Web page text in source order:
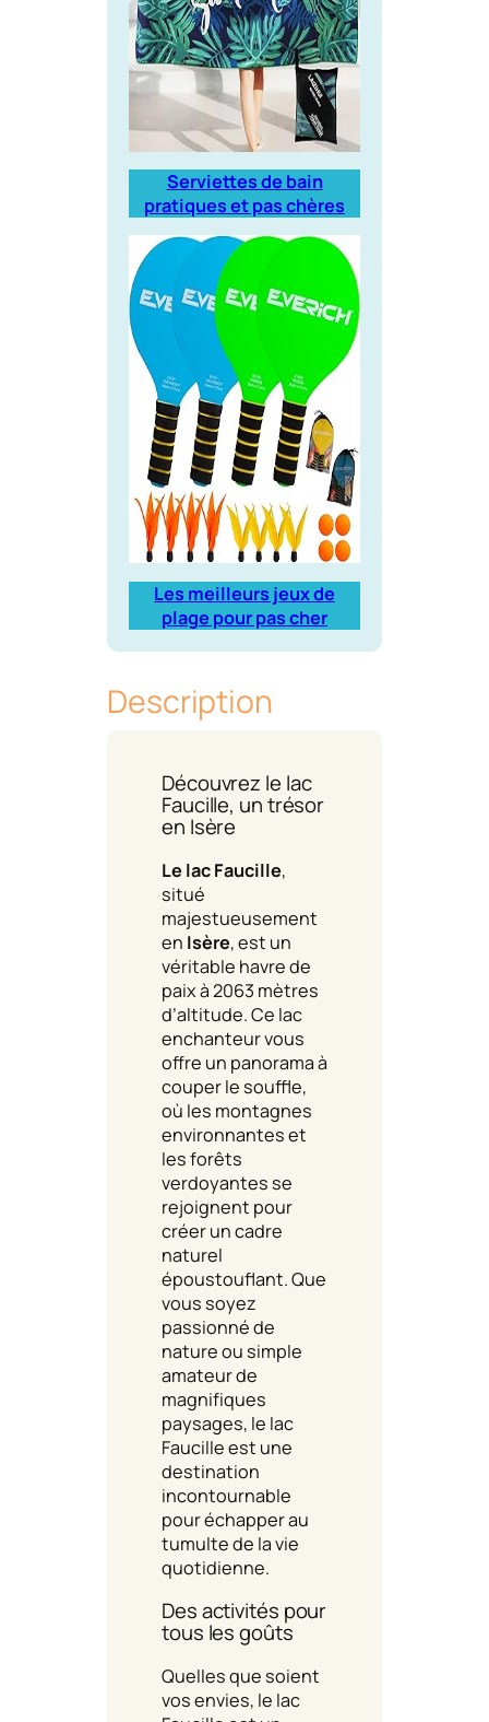
Serviettes de bain
pratiques et pas chères
Les meilleurs jeux de
plage pour pas cher
Description
Découvrez le lac
Faucille, un trésor
en Isère
Le lac Faucille,
situé
majestueusement
en Isère, est un
véritable havre de
paix à 2063 mètres
d’altitude. Ce lac
enchanteur vous
offre un panorama à
couper le souffle,
où les montagnes
environnantes et
les forêts
verdoyantes se
rejoignent pour
créer un cadre
naturel
époustouflant. Que
vous soyez
passionné de
nature ou simple
amateur de
magnifiques
paysages, le lac
Faucille est une
destination
incontournable
pour échapper au
tumulte de la vie
quotidienne.
Des activités pour
tous les goûts
Quelles que soient
vos envies, le lac